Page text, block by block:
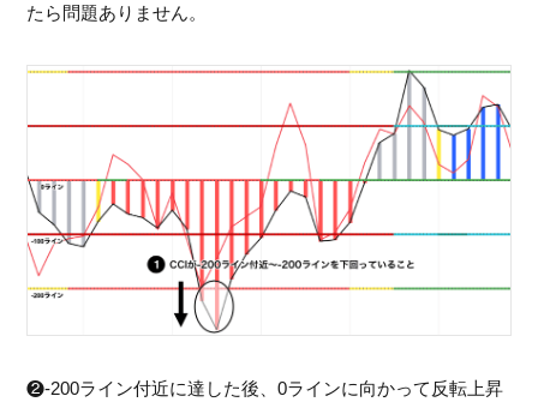
たら問題ありません。
❷-200ライン付近に達した後、0ラインに向かって反転上昇